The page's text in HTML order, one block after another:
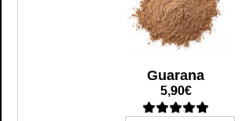
Guarana
5,90€